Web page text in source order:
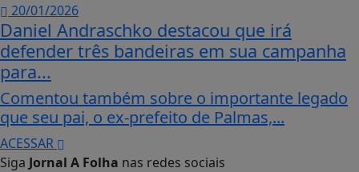
20/01/2026
Daniel Andraschko destacou que irá
defender três bandeiras em sua campanha
para...
Comentou também sobre o importante legado
que seu pai, o ex-prefeito de Palmas,...
ACESSAR
Siga Jornal A Folha nas redes sociais